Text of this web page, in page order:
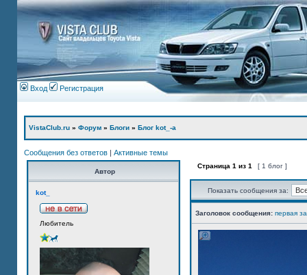
Вход Регистрация
VistaClub.ru » Форум » Блоги » Блог kot_-а
Сообщения без ответов | Активные темы
Автор
kot_
Любитель
Страница 1 из 1 [ 1 блог ]
Показать сообщения за:
Заголовок сообщения: первая